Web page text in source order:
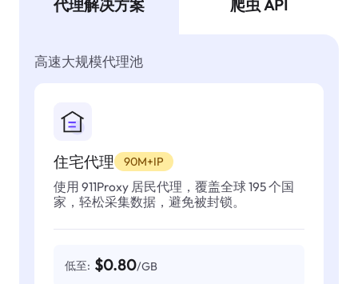
代理解决方案 爬虫 API
高速大规模代理池
住宅代理 90M+IP
使用 911Proxy 居民代理，覆盖全球 195 个国
家，轻松采集数据，避免被封锁。
低至: $0.80/GB